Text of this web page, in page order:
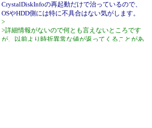
CrystalDiskInfoの再起動だけで治っているので、
OSやHDD側には特に不具合はない気がします。
>
>詳細情報がないので何とも言えないところです
が、以前より時折異常な値が返ってくることがあ